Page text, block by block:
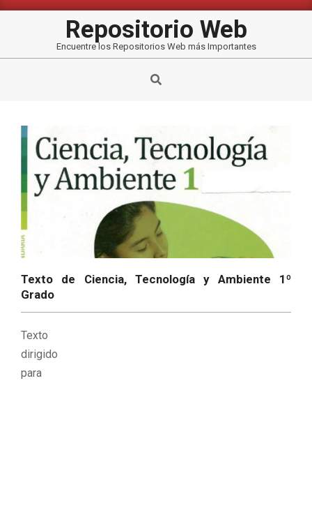
Repositorio Web
Encuentre los Repositorios Web más Importantes
Buscar
Texto de Ciencia, Tecnología y Ambiente 1º
Grado
Texto
dirigido
para